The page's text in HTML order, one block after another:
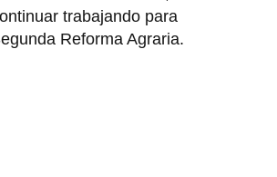
trabajando para
Reforma Agraria.